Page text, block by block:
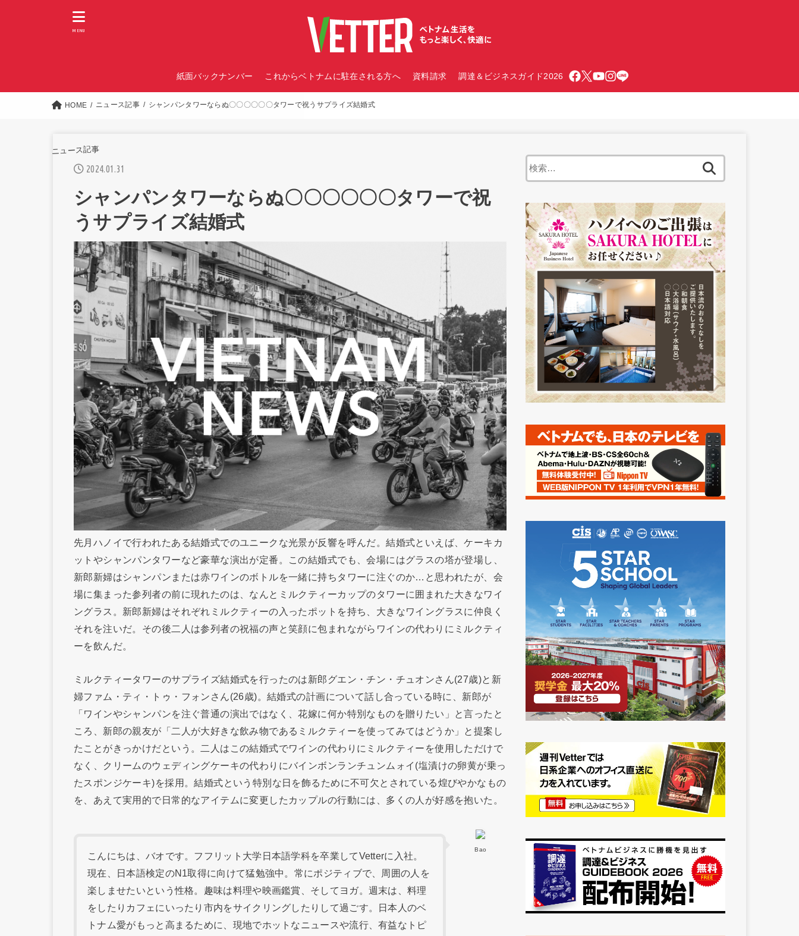
紙面バックナンバー これからベトナムに駐在される方へ 資料請求 調達＆ビジネスガイド2026
MENU
HOME ニュース記事 シャンパンタワーならぬ〇〇〇〇〇〇タワーで祝うサプライズ結婚式
ニュース記事
2024.01.31
シャンパンタワーならぬ〇〇〇〇〇〇タワーで祝
うサプライズ結婚式
先月ハノイで行われたある結婚式でのユニークな光景が反響を呼んだ。結婚式といえば、ケーキカ
ットやシャンパンタワーなど豪華な演出が定番。この結婚式でも、会場にはグラスの塔が登場し、
新郎新婦はシャンパンまたは赤ワインのボトルを一緒に持ちタワーに注ぐのか…と思われたが、会
場に集まった参列者の前に現れたのは、なんとミルクティーカップのタワーに囲まれた大きなワイ
ングラス。新郎新婦はそれぞれミルクティーの入ったポットを持ち、大きなワイングラスに仲良く
それを注いだ。その後二人は参列者の祝福の声と笑顔に包まれながらワインの代わりにミルクティ
ーを飲んだ。
ミルクティータワーのサプライズ結婚式を行ったのは新郎グエン・チン・チュオンさん(27歳)と新
婦ファム・ティ・トゥ・フォンさん(26歳)。結婚式の計画について話し合っている時に、新郎が
「ワインやシャンパンを注ぐ普通の演出ではなく、花嫁に何か特別なものを贈りたい」と言ったと
ころ、新郎の親友が「二人が大好きな飲み物であるミルクティーを使ってみてはどうか」と提案し
たことがきっかけだという。二人はこの結婚式でワインの代わりにミルクティーを使用しただけで
なく、クリームのウェディングケーキの代わりにバインボンランチュンムォイ(塩漬けの卵黄が乗っ
たスポンジケーキ)を採用。結婚式という特別な日を飾るために不可欠とされている煌びやかなもの
を、あえて実用的で日常的なアイテムに変更したカップルの行動には、多くの人が好感を抱いた。
Bao
こんにちは、バオです。フフリット大学日本語学科を卒業してVetterに入社。
現在、日本語検定のN1取得に向けて猛勉強中。常にポジティブで、周囲の人を
楽しませたいという性格。趣味は料理や映画鑑賞、そしてヨガ。週末は、料理
をしたりカフェにいったり市内をサイクリングしたりして過ごす。日本人のベ
トナム愛がもっと高まるために、現地でホットなニュースや流行、有益なトピ